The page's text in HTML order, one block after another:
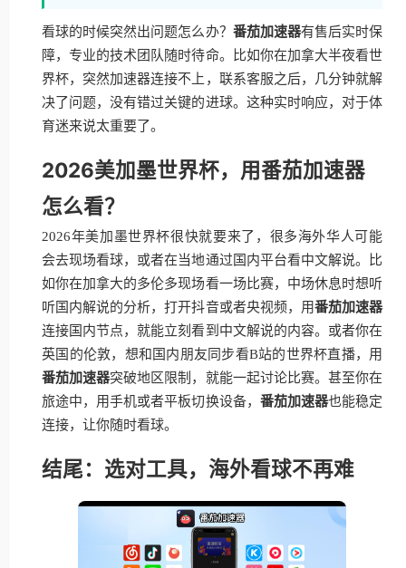
看球的时候突然出问题怎么办？ 番茄加速器有售后实时保
障，专业的技术团队随时待命。比如你在加拿大半夜看世
界杯，突然加速器连接不上，联系客服之后，几分钟就解
决了问题，没有错过关键的进球。这种实时响应，对于体
育迷来说太重要了。
2026美加墨世界杯，用番茄加速器
怎么看？
2026年美加墨世界杯很快就要来了，很多海外华人可能
会去现场看球，或者在当地通过国内平台看中文解说。比
如你在加拿大的多伦多现场看一场比赛，中场休息时想听
听国内解说的分析，打开抖音或者央视频，用番茄加速器
连接国内节点，就能立刻看到中文解说的内容。或者你在
英国的伦敦，想和国内朋友同步看B站的世界杯直播，用
番茄加速器突破地区限制，就能一起讨论比赛。甚至你在
旅途中，用手机或者平板切换设备， 番茄加速器也能稳定
连接，让你随时看球。
结尾：选对工具，海外看球不再难